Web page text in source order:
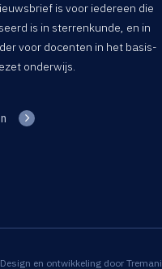
is voor iedereen die
is in sterrenkunde, en in
voor docenten in het basis-
onderwijs.
Design en ontwikkeling door Tremani